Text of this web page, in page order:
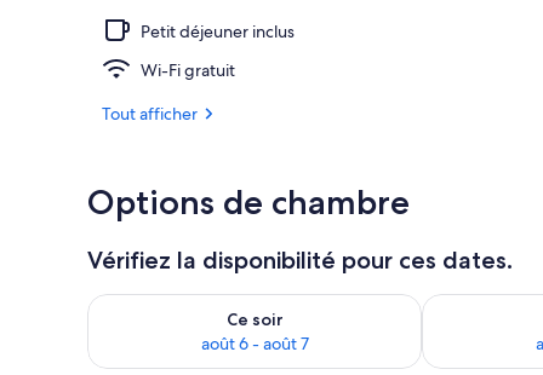
Petit déjeuner inclus
Wi-Fi gratuit
Tout afficher
Options de chambre
Vérifiez la disponibilité pour ces dates.
Ce soir
août 6 - août 7
Vérifier la disponibilité pour ce soir août 6 - août 7
Vérifier la